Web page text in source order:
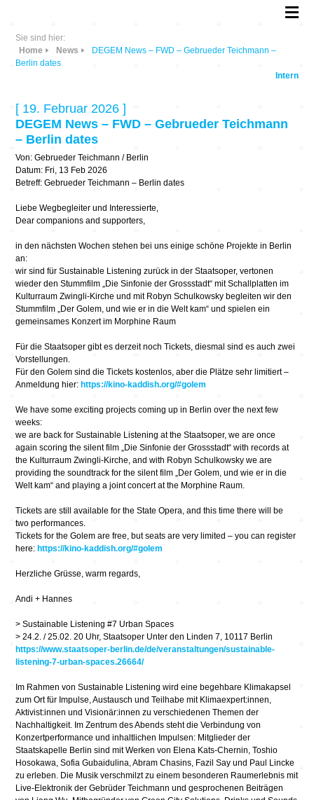
Sie sind hier:
Home
News
DEGEM News – FWD – Gebrueder Teichmann –
Berlin dates
Intern
[ 19. Februar 2026 ]
DEGEM News – FWD – Gebrueder Teichmann
– Berlin dates
Von: Gebrueder Teichmann / Berlin
Datum: Fri, 13 Feb 2026
Betreff: Gebrueder Teichmann – Berlin dates
Liebe Wegbegleiter und Interessierte,
Dear companions and supporters,
in den nächsten Wochen stehen bei uns einige schöne Projekte in Berlin
an:
wir sind für Sustainable Listening zurück in der Staatsoper,vertonen
wieder den Stummfilm „Die Sinfonie der Grossstadt“ mit Schallplatten im
Kulturraum Zwingli-Kirche und mit Robyn Schulkowsky begleiten wir den
Stummfilm „Der Golem, und wie er in die Welt kam“ und spielen ein
gemeinsames Konzert im Morphine Raum
Für die Staatsoper gibt es derzeit noch Tickets, diesmal sind es auch zwei
Vorstellungen.
Für den Golem sind die Tickets kostenlos, aber die Plätze sehr limitiert –
Anmeldung hier: https://kino-kaddish.org/#golem
We have some exciting projects coming up in Berlin over the next few
weeks:
we are back for Sustainable Listening at the Staatsoper, we are once
again scoring the silent film „Die Sinfonie der Grossstadt“ with records at
the Kulturraum Zwingli-Kirche, and with Robyn Schulkowsky we are
providing the soundtrack for the silent film „Der Golem, und wie er in die
Welt kam“ and playing a joint concert at the Morphine Raum.
Tickets are still available for the State Opera, and this time there will be
two performances.
Tickets for the Golem are free, but seats are very limited – you can register
here: https://kino-kaddish.org/#golem
Herzliche Grüsse, warm regards,
Andi + Hannes
> Sustainable Listening #7 Urban Spaces
> 24.2. / 25.02. 20 Uhr, Staatsoper Unter den Linden 7, 10117 Berlin
https://www.staatsoper-berlin.de/de/veranstaltungen/sustainable-
listening-7-urban-spaces.26664/
Im Rahmen von Sustainable Listening wird eine begehbare Klimakapsel
zum Ort für Impulse, Austausch und Teilhabe mit Klimaexpert:innen,
Aktivist:innen und Visionär:innen zu verschiedenen Themen der
Nachhaltigkeit. Im Zentrum des Abends steht die Verbindung von
Konzertperformance und inhaltlichen Impulsen: Mitglieder der
Staatskapelle Berlin sind mit Werken von Elena Kats-Chernin, Toshio
Hosokawa, Sofia Gubaidulina, Abram Chasins, Fazil Say und Paul Lincke
zu erleben. Die Musik verschmilzt zu einem besonderen Raumerlebnis mit
Live-Elektronik der Gebrüder Teichmann und gesprochenen Beiträgen